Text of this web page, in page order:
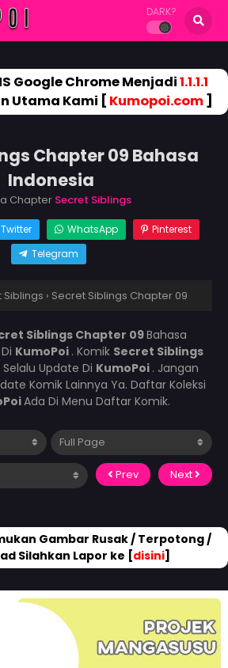
DARK?
Google Chrome Menjadi1.1.1.1
Utama Kami [ Kumopoi.com]
Chapter 09 Bahasa
Indonesia
Chapter Secret Siblings
Twitter WhatsApp
Pinterest
Telegram
Siblings › Secret Siblings Chapter 09
Siblings Chapter 09Bahasa
KumoPoi . Komik Secret Siblings
Update Di KumoPoi . Jangan
Komik Lainnya Ya. Daftar Koleksi
Ada Di Menu Daftar Komik.
Prev Next
Gambar Rusak / Terpotong /
Silahkan Lapor ke [disini]